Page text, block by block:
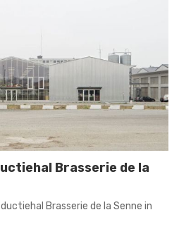
Brasserie de la
Brasserie de la Senne in